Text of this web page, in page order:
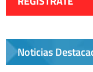
Noticias